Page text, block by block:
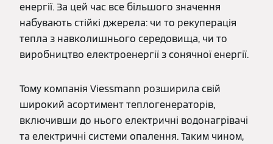
енергії. За цей час все більшого значення
набувають стійкі джерела: чи то рекуперація
тепла з навколишнього середовища, чи то
виробництво електроенергії з сонячної енергії.
Тому компанія Viessmann розширила свій
широкий асортимент теплогенераторів,
включивши до нього електричні водонагрівачі
та електричні системи опалення. Таким чином,